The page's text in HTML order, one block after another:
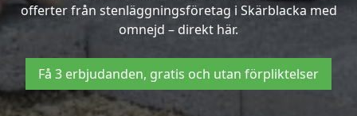
offerter från stenläggningsföretag i Skärblacka med
omnejd – direkt här.
Få 3 erbjudanden, gratis och utan förpliktelser